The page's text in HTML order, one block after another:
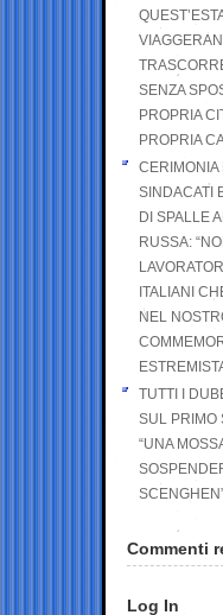
SENZA
PROPRIA
PROPRIA
CERIMONIA
SINDACATI
DI SPALLE
RUSSA:
ITALIANI
NEL
TUTTI I
SUL PRIMO
“UNA
Commenti
Log In